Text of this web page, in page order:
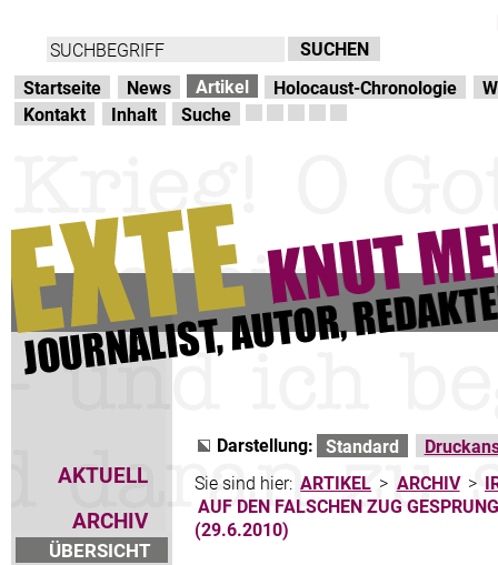
Startseite News Artikel Holocaust-Chronologie
Kontakt
Inhalt Suche
AKTUELL
ARCHIV
ÜBERSICHT
Darstellung: Standard
Sie sind hier: ARTIKEL > ARCHIV >
AUF DEN FALSCHEN ZUG
(29.6.2010)